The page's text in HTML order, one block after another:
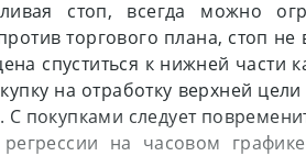
стоп, всегда можно
торгового плана, стоп
спуститься к нижней части
на отработку верхней
покупками следует
на часовом